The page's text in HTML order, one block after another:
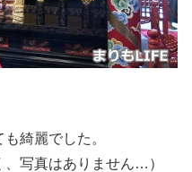
綺麗でした。
、写真はありません…）